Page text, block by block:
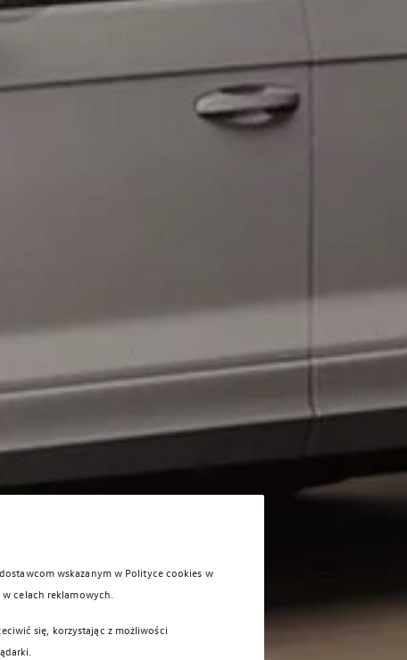
wskazanym w Polityce cookies w
celach reklamowych.
się, korzystając z możliwości